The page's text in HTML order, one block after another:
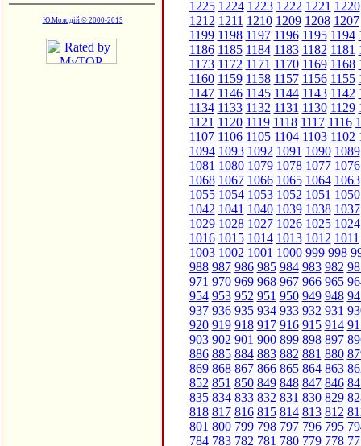
Ю.Молодій © 2000-2015
1225 1224 1223 1222 1221 1220
1212 1211 1210 1209 1208 1207
1199 1198 1197 1196 1195 1194
1186 1185 1184 1183 1182 1181
1173 1172 1171 1170 1169 1168
1160 1159 1158 1157 1156 1155
1147 1146 1145 1144 1143 1142
1134 1133 1132 1131 1130 1129
1121 1120 1119 1118 1117 1116
1107 1106 1105 1104 1103 1102
1094 1093 1092 1091 1090 1089
1081 1080 1079 1078 1077 1076
1068 1067 1066 1065 1064 1063
1055 1054 1053 1052 1051 1050
1042 1041 1040 1039 1038 1037
1029 1028 1027 1026 1025 1024
1016 1015 1014 1013 1012 1011
1003 1002 1001 1000 999 998
988 987 986 985 984 983 982
971 970 969 968 967 966 965
954 953 952 951 950 949 948
937 936 935 934 933 932 931
920 919 918 917 916 915 914
903 902 901 900 899 898 897
886 885 884 883 882 881 880
869 868 867 866 865 864 863
852 851 850 849 848 847 846
835 834 833 832 831 830 829
818 817 816 815 814 813 812
801 800 799 798 797 796 795
784 783 782 781 780 779 778